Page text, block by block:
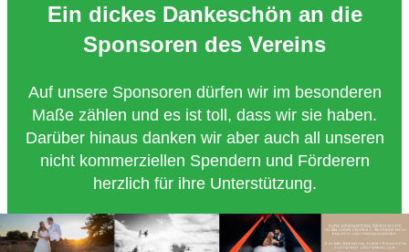
Ein dickes Dankeschön an die
Sponsoren des Vereins
Auf unsere Sponsoren dürfen wir im besonderen
Maße zählen und es ist toll, dass wir sie haben.
Darüber hinaus danken wir aber auch all unseren
nicht kommerziellen Spendern und Förderern
herzlich für ihre Unterstützung.